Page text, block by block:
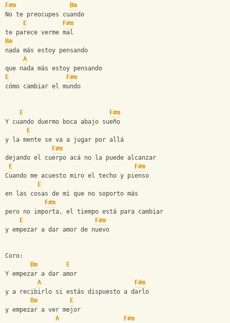
F#m
Bm
No te preocupes cuando
E
F#m
te parece verme mal
Bm
nada más estoy pensando
A
que nada más estoy pensando
E
F#m
cómo cambiar el mundo
E
F#m
Y cuando duermo boca abajo sueño
E
y la mente se va a jugar por allá
F#m
dejando el cuerpo acá no la puede alcanzar
E
F#m
Cuando me acuesto miro el techo y pienso
E
en las cosas de mí que no soporto más
F#m
pero no importa, el tiempo está para cambiar
E
F#m
y empezar a dar amor de nuevo
Coro:
Bm
E
Y empezar a dar amor
A
F#m
y a recibirlo si estás dispuesto a darlo
Bm
E
y empezar a ver mejor
A
F#m